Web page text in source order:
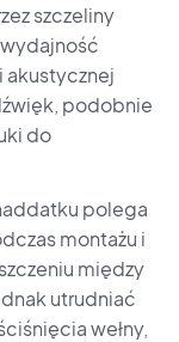
szczeliny
akustycznej
podobnie
do
polega
montażu i
między
utrudniać
wełny,